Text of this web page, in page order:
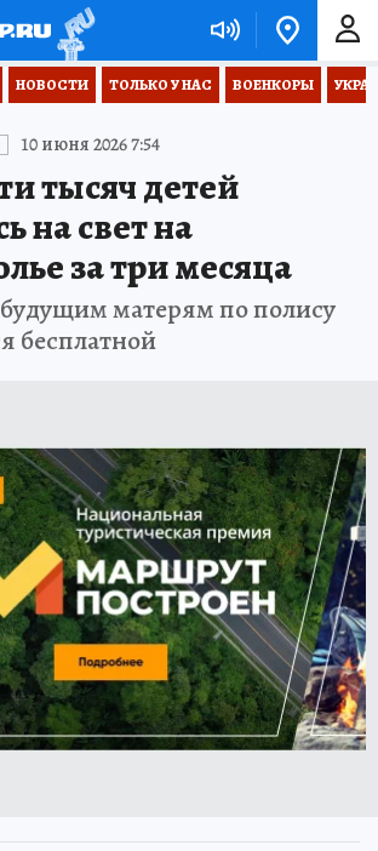
НОВОСТИ ТОЛЬКО У НАС ВОЕНКОРЫ
10 июня 2026 7:54
тысяч детей
на свет на
за три месяца
матерям по полису
бесплатной